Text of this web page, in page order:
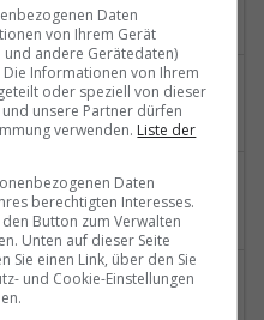
WetzikonDaten
von Ihrem Gerät
und andere Gerätedaten)
Informationen von Ihrem
oder speziell von dieser
unsere Partner dürfen
verwenden. Liste der
Daten
berechtigten Interesses.
Button zum Verwalten
Unten auf dieser Seite
Sie einen Link, über den Sie
und Cookie-Einstellungen